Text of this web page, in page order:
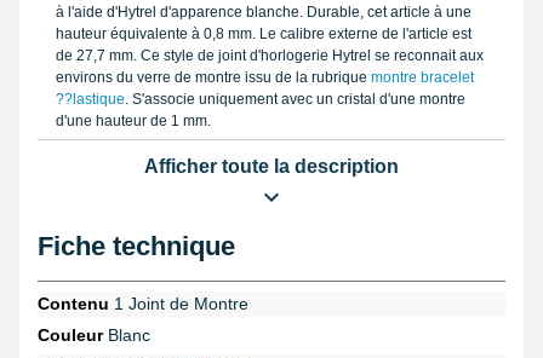
à l'aide d'Hytrel d'apparence blanche. Durable, cet article à une
hauteur équivalente à 0,8 mm. Le calibre externe de l'article est
de 27,7 mm. Ce style de joint d'horlogerie Hytrel se reconnait aux
environs du verre de montre issu de la rubrique montre bracelet
??lastique. S'associe uniquement avec un cristal d'une montre
d'une hauteur de 1 mm.
Afficher toute la description
Fiche technique
Contenu 1 Joint de Montre
CouleurBlanc